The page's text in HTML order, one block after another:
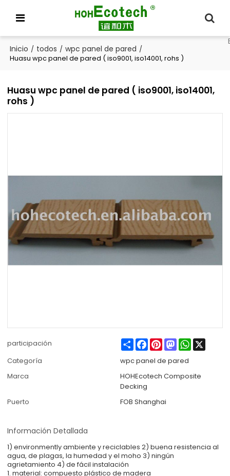
Inicio / todos / wpc panel de pared /
Huasu wpc panel de pared ( iso9001, iso14001, rohs )
Huasu wpc panel de pared ( iso9001, iso14001,
rohs )
participación ShareFacebook
PinterestMastodonWhatsApp
X
Categoría
wpc panel de pared
Marca
HOHEcotech Composite
Decking
Puerto
FOB Shanghai
Información Detallada
1) environmently ambiente y reciclables 2) buena resistencia al
agua, de plagas, la humedad y el moho 3) ningún
agrietamiento 4) de fácil instalación
1. material: compuesto plástico de madera